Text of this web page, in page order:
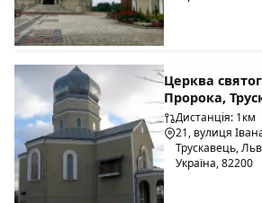
Церква
Пророка,
Дистанція: 1км
21, вулиця
Трускавець,
Україна, 82200